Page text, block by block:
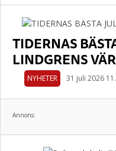
TIDERNAS
LINDGRENS
NYHETER 31 juli 2026
Annons: